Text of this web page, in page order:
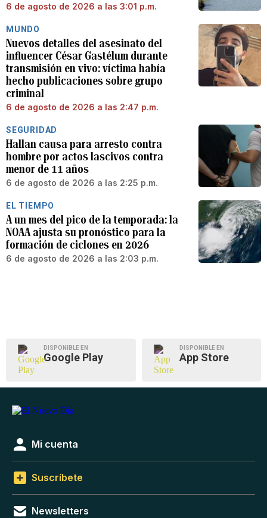
6 de agosto de 2026 a las 3:01 p.m.
MUNDO
Nuevos detalles del asesinato del
influencer César Gastélum durante
transmisión en vivo: víctima había
hecho publicaciones sobre grupo
criminal
6 de agosto de 2026 a las 2:47 p.m.
SEGURIDAD
Hallan causa para arresto contra
hombre por actos lascivos contra
menor de 11 años
6 de agosto de 2026 a las 2:25 p.m.
EL TIEMPO
A un mes del pico de la temporada: la
NOAA ajusta su pronóstico para la
formación de ciclones en 2026
6 de agosto de 2026 a las 2:03 p.m.
DISPONIBLE EN
Google Play
DISPONIBLE EN
App Store
Mi cuenta
Suscríbete
Newsletters